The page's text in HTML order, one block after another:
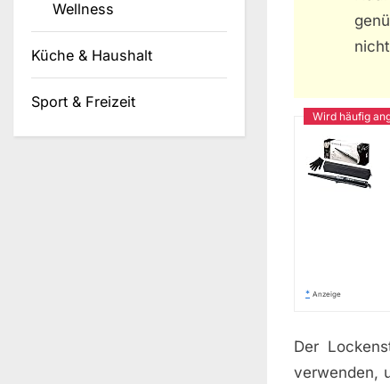
* Anzeige
Der
verwenden,
Wellness
Küche & Haushalt
Sport & Freizeit